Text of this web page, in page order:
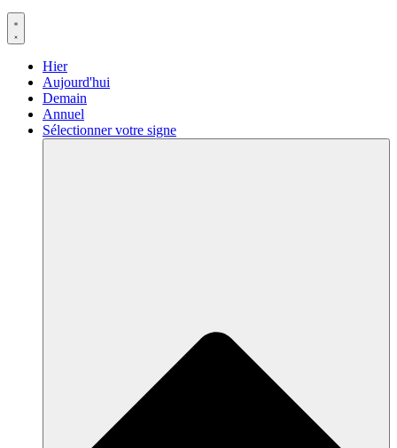
Hier
Aujourd'hui
Demain
Annuel
Sélectionner votre signe